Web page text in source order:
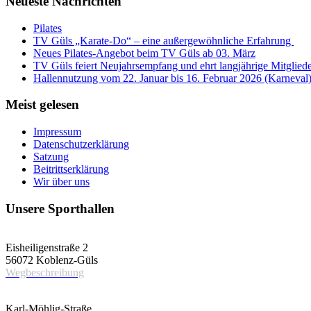
Pilates
TV Güls „Karate-Do“ – eine außergewöhnliche Erfahrung
Neues Pilates-Angebot beim TV Güls ab 03. März
TV Güls feiert Neujahrsempfang und ehrt langjährige
Hallennutzung vom 22. Januar bis 16. Februar 2026 (Karneval)
Meist gelesen
Impressum
Datenschutzerklärung
Satzung
Beitrittserklärung
Wir über uns
Unsere Sporthallen
Eisheiligenstraße 2
56072 Koblenz-Güls
Wegbeschreibung